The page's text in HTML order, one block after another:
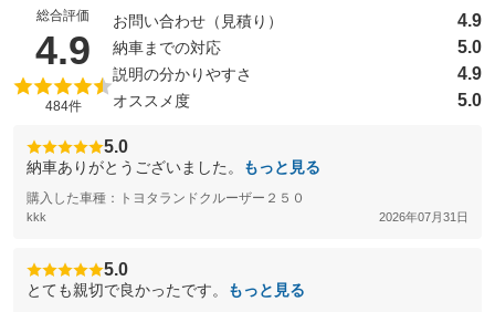
総合評価
4.9 （5点満点中）
484件
お問い合わせ（見積り） 4.9
納車までの対応 5.0
説明の分かりやすさ 4.9
オススメ度 5.0
5.0
納車ありがとうございました。 もっと見る
購入した車種：トヨタランドクルーザー２５０
kkk 2026年07月31日
5.0
とても親切で良かったです。 もっと見る